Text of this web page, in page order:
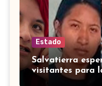
Estado
Salvatierra
visitantes para
¿cuándo es?